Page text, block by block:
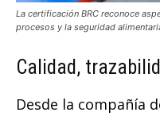
La certificación BRC reconoce
procesos y la seguridad
Calidad,
Desde la compañía